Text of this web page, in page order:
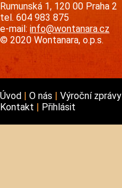
Rumunská 1, 120 00 Praha 2
tel. 604 983 875
e-mail: info@wontanara.cz
© 2020 Wontanara, o.p.s.
Úvod O nás Výroční zprávy
Kontakt
Přihlásit